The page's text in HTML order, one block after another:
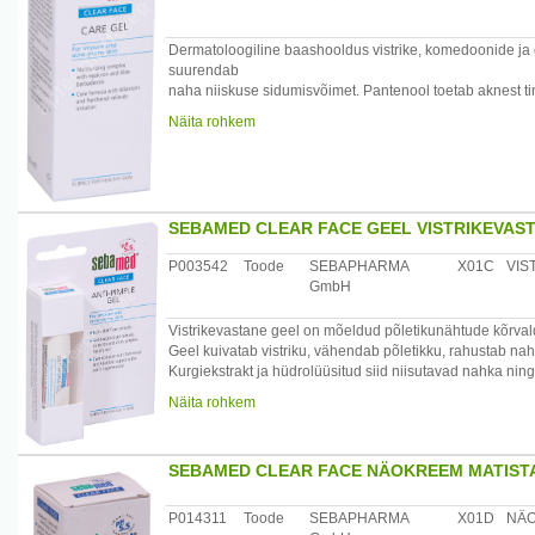
Phenoxyethanol,
Sodium Benzoate.
Päritolumaa: Saksamaa
Maaletooja: Medior Marketing OÜ, Pikk 14, 51013
Dermatoloogiline baashooldus vistrike, komedoonide
suurendab
naha niiskuse sidumisvõimet. Pantenool toetab aknest
bioloogiliselt akne bakterite paljunemist ning aitab
Kasutamine: aknele kalduva naha niiskusesisalduse
Koostis: Aqua, Aloe barbadensis leaf gel, Propylene
Citrate,
Phenoxyethanol, Sorbic Acid.
Päritolumaa: Saksamaa
Maaletooja: Medior Marketing OÜ, Pikk 14, 51013
Näita rohkem
SEBAMED CLEAR FACE GEEL
P003542 Toode
SEBAPHARMA
GmbH
X01C
Vistrikevastane geel on mõeldud põletikunähtude
Geel kuivatab vistriku, vähendab põletikku, rahustab
Kurgiekstrakt ja hüdrolüüsitud siid niisutavad nahka
Nõiapuu rahustab nahka ja leevendab pingul tunnet.
nahka. Ei sisalda õlisid ja emulgaatoreid. Sobib
Toote toime ja efektiivsus on dermatoloogiliselt testitud.
Kasutamine: Kanda otse põletikulisele vistrikule või
Näita rohkem
SEBAMED CLEAR FACE NÄOKREEM
P014311 Toode
SEBAPHARMA
X01D